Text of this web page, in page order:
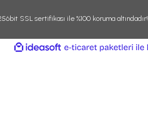
SSL sertifikası ile %100 koruma altındadır!
ideasoft
e-